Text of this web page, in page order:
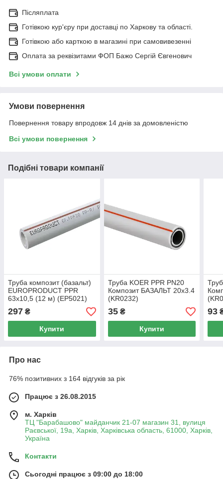
Післяплата
Готівкою кур'єру при доставці по Харкову та області.
Готівкою або карткою в магазині при самовивезенні
Оплата за реквізитами ФОП Бажо Сергій Євгенович
Всі умови оплати
Умови повернення
Повернення товару впродовж 14 днів за домовленістю
Всі умови повернення
Подібні товари компанії
Труба композит (базальт)
EUROPRODUCT PPR
63x10,5 (12 м) (EP5021)
297 ₴
Купити
Труба KOER PPR PN20
Композит БАЗАЛЬТ 20x3.4
(KR0232)
35₴
Купити
93
Про нас
76% позитивних з 164 відгуків за рік
Працює з 26.08.2015
м. Харків
ТЦ "Барабашово" майданчик 21-07 магазин 31, вулиця
Раєвської, 19а, Харків, Харківська область, 61000, Харків,
Україна
Контакти
Сьогодні працює з 09:00 до 18:00